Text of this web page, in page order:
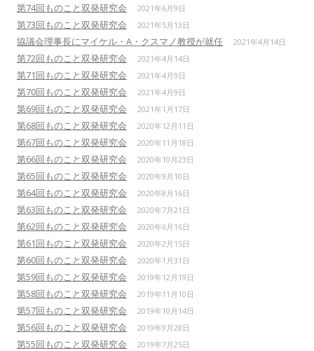
第74回ものこと双発研究会 2021年6月9日
第73回ものこと双発研究会 2021年5月13日
協議会理事長にマイケル・A・クスマノ教授が就任 2021年4月14日
第72回ものこと双発研究会 2021年4月14日
第71回ものこと双発研究会 2021年4月9日
第70回ものこと双発研究会 2021年4月9日
第69回ものこと双発研究会 2021年1月17日
第68回ものこと双発研究会 2020年12月11日
第67回ものこと双発研究会 2020年11月18日
第66回ものこと双発研究会 2020年10月23日
第65回ものこと双発研究会 2020年9月10日
第64回ものこと双発研究会 2020年8月16日
第63回ものこと双発研究会 2020年7月21日
第62回ものこと双発研究会 2020年6月16日
第61回ものこと双発研究会 2020年2月15日
第60回ものこと双発研究会 2020年1月31日
第59回ものこと双発研究会 2019年12月19日
第58回ものこと双発研究会 2019年11月10日
第57回ものこと双発研究会 2019年10月14日
第56回ものこと双発研究会 2019年9月28日
第55回ものこと双発研究会 2019年7月25日